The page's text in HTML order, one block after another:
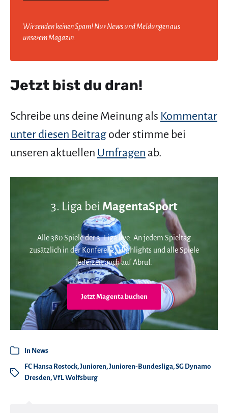
Wir senden keinen Spam! Nur News und Meldungen aus
unserem Magazin.
Jetzt bist du dran!
Schreibe uns deine Meinung als Kommentar
unter diesen Beitrag oder stimme bei
unseren aktuellen Umfragen ab.
3. Liga bei MagentaSport
Alle 380 Spiele der 3. Liga live. An jedem Spieltag
zusätzlich in der Konferenz. Highlights und alle Spiele
jederzeit auch auf Abruf.
Jetzt Magenta buchen
In News
FC Hansa Rostock,Junioren,Junioren-Bundesliga,SG Dynamo
Dresden,VfL Wolfsburg